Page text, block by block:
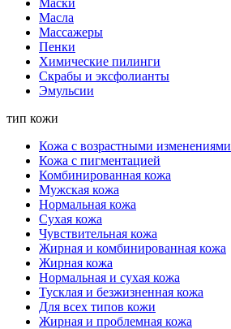
Маски
Масла
Массажеры
Пенки
Химические пилинги
Скрабы и эксфолианты
Эмульсии
тип кожи
Кожа с возрастными изменениями
Кожа с пигментацией
Комбинированная кожа
Мужская кожа
Нормальная кожа
Сухая кожа
Чувствительная кожа
Жирная и комбинированная кожа
Жирная кожа
Нормальная и сухая кожа
Тусклая и безжизненная кожа
Для всех типов кожи
Жирная и проблемная кожа